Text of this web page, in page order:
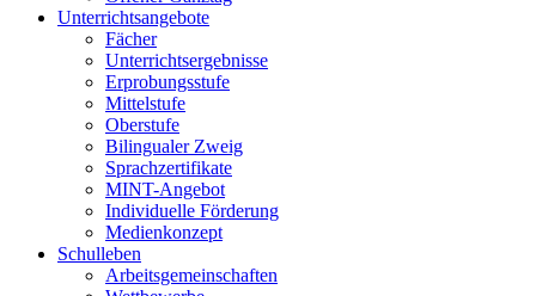
Unterrichtsangebote
Fächer
Unterrichtsergebnisse
Erprobungsstufe
Mittelstufe
Oberstufe
Bilingualer Zweig
Sprachzertifikate
MINT-Angebot
Individuelle Förderung
Medienkonzept
Schulleben
Arbeitsgemeinschaften